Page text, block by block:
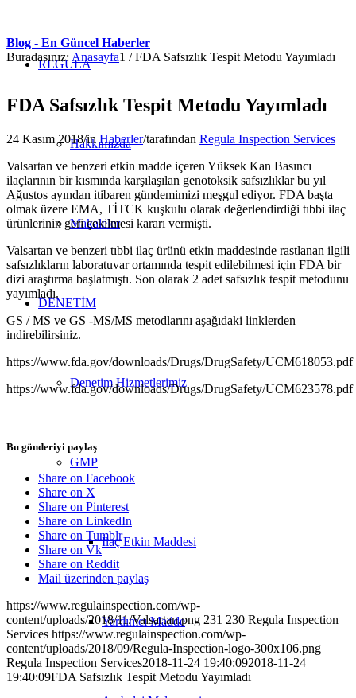
REGULA
Hakkımızda
Makaleler
DENETİM
Denetim Hizmetlerimiz
GMP
İlaç Etkin Maddesi
Yardımcı Madde
Blog - En Güncel Haberler
Buradasınız: Anasayfa1 / FDA Safsızlık Tespit Metodu Yayımladı
FDA Safsızlık Tespit Metodu Yayımladı
24 Kasım 2018/inHaberler/tarafından Regula Inspection Services
Valsartan ve benzeri etkin madde içeren Yüksek Kan Basıncı
ilaçlarının bir kısmında karşılaşılan genotoksik safsızlıklar bu yıl
Ağustos ayından itibaren gündemimizi meşgul ediyor. FDA başta
olmak üzere EMA, TİTCK kuşkulu olarak değerlendirdiği tıbbi ilaç
ürünlerinin geri çekilmesi kararı vermişti.
Valsartan ve benzeri tıbbi ilaç ürünü etkin maddesinde rastlanan ilgili
safsızlıkların laboratuvar ortamında tespit edilebilmesi için FDA bir
dizi araştırma başlatmıştı. Son olarak 2 adet safsızlık tespit metodunu
yayımladı.
GS / MS ve GS -MS/MS metodlarını aşağıdaki linklerden
indirebilirsiniz.
https://www.fda.gov/downloads/Drugs/DrugSafety/UCM618053.pdf
https://www.fda.gov/downloads/Drugs/DrugSafety/UCM623578.pdf
Bu gönderiyi paylaş
Share on Facebook
Share on X
Share on Pinterest
Share on LinkedIn
Share on Tumblr
Share on Vk
Share on Reddit
Mail üzerinden paylaş
https://www.regulainspection.com/wp-
content/uploads/2018/11/Valsartan.png 231 230 Regula Inspection
Services https://www.regulainspection.com/wp-
content/uploads/2018/09/Regula-Inspection-logo-300x106.png
Regula Inspection Services2018-11-24 19:40:092018-11-24
19:40:09FDA Safsızlık Tespit Metodu Yayımladı